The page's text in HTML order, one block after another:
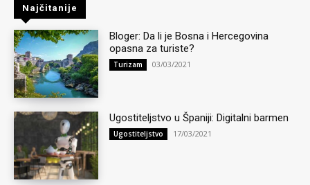
Najčitanije
Bloger: Da li je Bosna i Hercegovina
opasna za turiste?
Turizam 03/03/2021
Ugostiteljstvo u Španiji: Digitalni barmen
Ugostiteljstvo 17/03/2021